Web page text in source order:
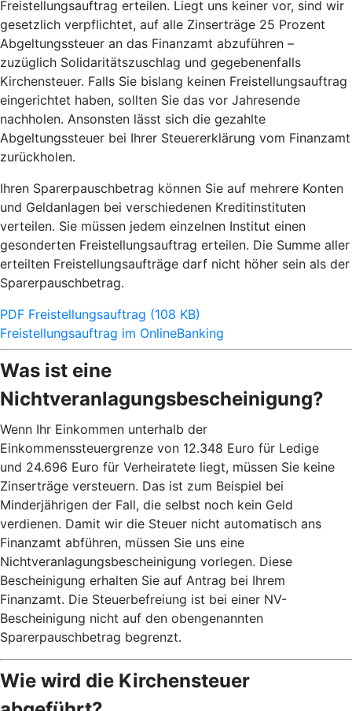
Freistellungsauftrag erteilen. Liegt uns keiner vor, sind wir
gesetzlich verpflichtet, auf alle Zinserträge 25 Prozent
Abgeltungssteuer an das Finanzamt abzuführen –
zuzüglich Solidaritätszuschlag und gegebenenfalls
Kirchensteuer. Falls Sie bislang keinen Freistellungsauftrag
eingerichtet haben, sollten Sie das vor Jahresende
nachholen. Ansonsten lässt sich die gezahlte
Abgeltungssteuer bei Ihrer Steuererklärung vom Finanzamt
zurückholen.
Ihren Sparerpauschbetrag können Sie auf mehrere Konten
und Geldanlagen bei verschiedenen Kreditinstituten
verteilen. Sie müssen jedem einzelnen Institut einen
gesonderten Freistellungsauftrag erteilen. Die Summe aller
erteilten Freistellungsaufträge darf nicht höher sein als der
Sparerpauschbetrag.
PDF Freistellungsauftrag (108 KB)
Freistellungsauftrag im OnlineBanking
Was ist eine
Nichtveranlagungsbescheinigung?
Wenn Ihr Einkommen unterhalb der
Einkommenssteuergrenze von 12.348 Euro für Ledige
und 24.696 Euro für Verheiratete liegt, müssen Sie keine
Zinserträge versteuern. Das ist zum Beispiel bei
Minderjährigen der Fall, die selbst noch kein Geld
verdienen. Damit wir die Steuer nicht automatisch ans
Finanzamt abführen, müssen Sie uns eine
Nichtveranlagungsbescheinigung vorlegen. Diese
Bescheinigung erhalten Sie auf Antrag bei Ihrem
Finanzamt. Die Steuerbefreiung ist bei einer NV-
Bescheinigung nicht auf den obengenannten
Sparerpauschbetrag begrenzt.
Wie wird die Kirchensteuer